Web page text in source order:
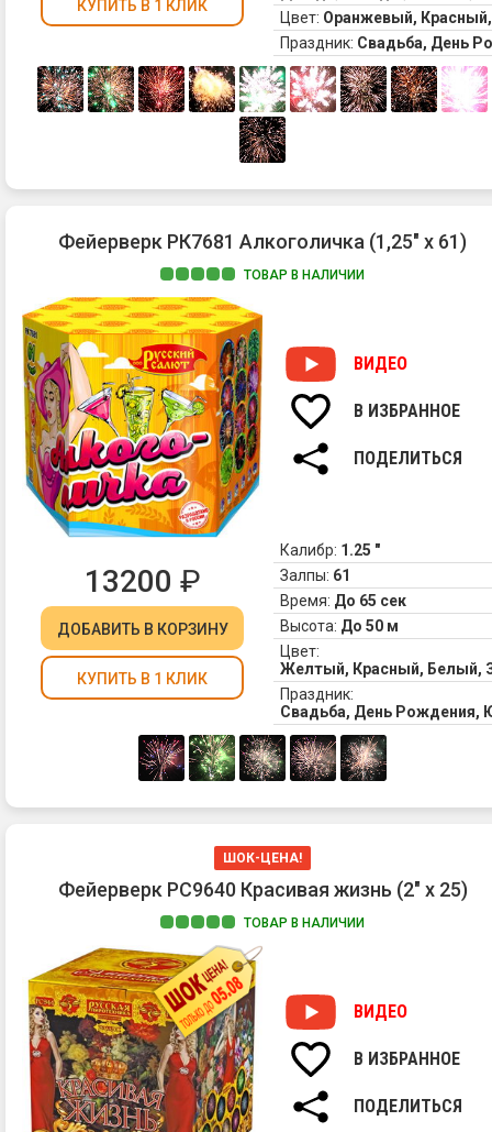
с
КУПИТЬ В 1 КЛИК
Цвет: Оранжевый,
Праздник: Свадьба, День
Фейерверк РК7681 Алкоголичка (1,25" х 61)
ТОВАР В НАЛИЧИИ
ВИДЕО
В ИЗБРАННОЕ
ПОДЕЛИТЬСЯ
13200 ₽
ДОБАВИТЬ В КОРЗИНУ
КУПИТЬ В 1 КЛИК
Калибр: 1.25 "
Залпы: 61
Время: До 65 сек
Высота: До 50 м
Цвет:
Желтый, Красный, Белый,
Праздник:
Свадьба, День Рождения,
ШОК-ЦЕНА!
Фейерверк РС9640 Красивая жизнь (2" х 25)
ТОВАР В НАЛИЧИИ
ВИДЕО
В ИЗБРАННОЕ
ПОДЕЛИТЬСЯ